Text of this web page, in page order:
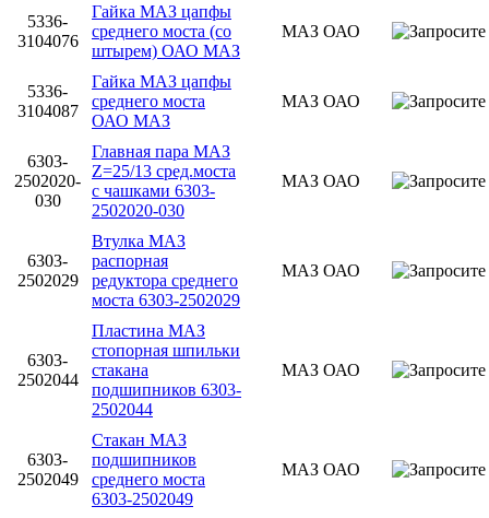
5336-
3104076
Гайка МАЗ цапфы
среднего моста (со
штырем) ОАО МАЗ
МАЗ ОАО
5336-
3104087
Гайка МАЗ цапфы
среднего моста
ОАО МАЗ
МАЗ ОАО
6303-
2502020-
030
Главная пара МАЗ
Z=25/13 сред.моста
с чашками 6303-
2502020-030
МАЗ ОАО
6303-
2502029
Втулка МАЗ
распорная
редуктора среднего
моста 6303-2502029
МАЗ ОАО
6303-
2502044
Пластина МАЗ
стопорная шпильки
стакана
подшипников 6303-
2502044
МАЗ ОАО
6303-
2502049
Стакан МАЗ
подшипников
среднего моста
6303-2502049
МАЗ ОАО